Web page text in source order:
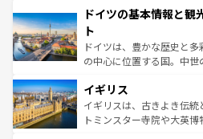
せる。地方によって風土や
ンテンツ一覧 を参照してほ
で、幅広い魅力が詰まって
聖堂、美しいビーチ、そし
から魅了する。また、フ
れ、フランス料理はユネ
香り高いラベンダー畑など
らに、パリ以外の地域に
も豊かな歴史と文化が息づ
ドイツの基本情報と観
ト
ドイツは、豊かな歴史と
の中心に位置する国。中
顔を持つこの国は、どこを
ルリンの文化的活気、バ
してライン川沿いのワイ
イギリス
イギリスは、古きよき伝
トミンスター寺院や大英